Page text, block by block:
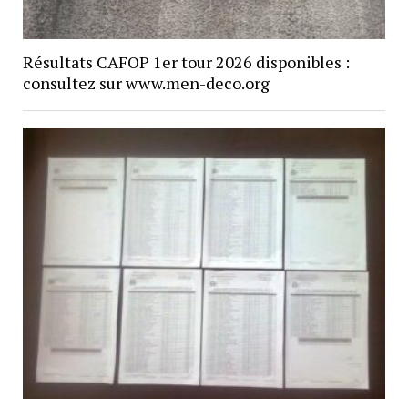
Résultats CAFOP 1er tour 2026 disponibles :
consultez sur www.men-deco.org